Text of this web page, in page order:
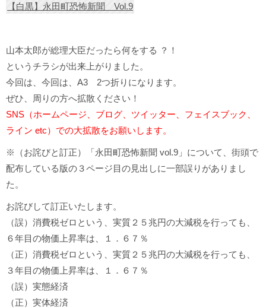
【白黒】永田町恐怖新聞 Vol.9
山本太郎が総理大臣だったら何をする ？！
というチラシが出来上がりました。
今回は、今回は、A3 2つ折りになります。
ぜひ、周りの方へ拡散ください！
SNS（ホームページ、ブログ、ツイッター、フェイスブック、
ライン etc）での大拡散をお願いします。
※（お詫びと訂正）「永田町恐怖新聞 vol.9」について、街頭で
配布している版の３ページ目の見出しに一部誤りがありまし
た。
お詫びして訂正いたします。
（誤）消費税ゼロという、実質２５兆円の大減税を行っても、
６年目の物価上昇率は、１．６７％
（正）消費税ゼロという、実質２５兆円の大減税を行っても、
３年目の物価上昇率は、１．６７％
（誤）実態経済
（正）実体経済